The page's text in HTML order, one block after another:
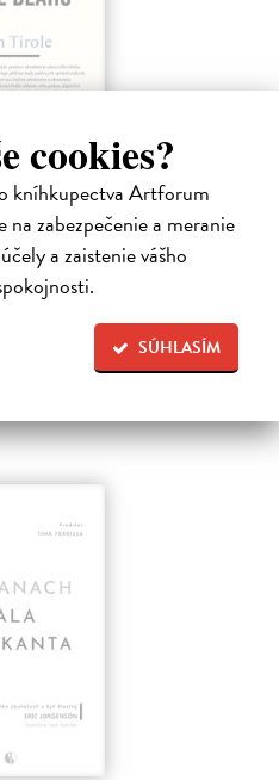
cookies?
kníhkupectva Artforum
na zabezpečenie a meranie
a zaistenie vášho
SÚHLASÍM
blaho
společné dobro, pokud
psaní odborných článků do
jejich kolegové, nebo vypouštění